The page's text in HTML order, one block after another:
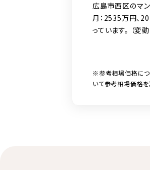
広島市西区のマ
月：2535万円、
っています。 （
※参考相場価格につ
いて参考相場価格を